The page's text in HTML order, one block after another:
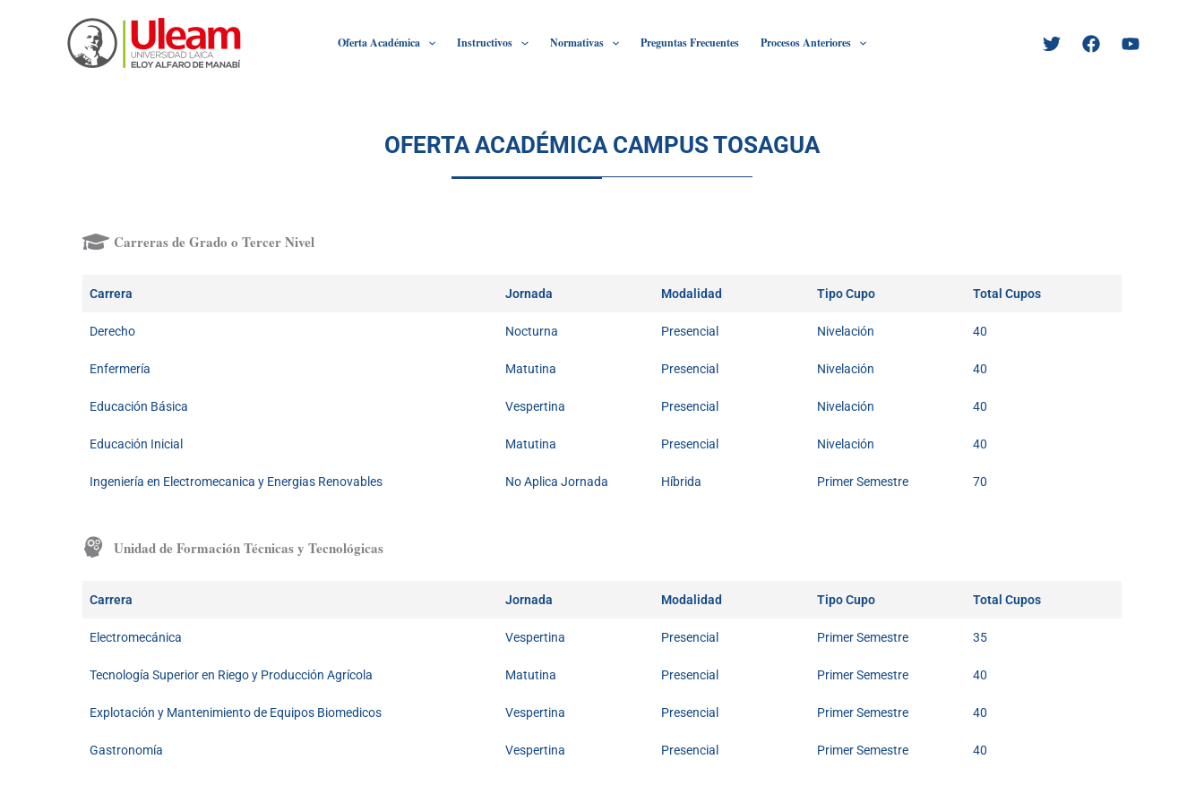
Oferta Académica Instructivos Normativas Preguntas Frecuentes Procesos Anteriores
OFERTA ACADÉMICA CAMPUS TOSAGUA
Carreras de Grado o Tercer Nivel
Carrera Jornada Modalidad Tipo Cupo Total Cupos
Derecho Nocturna Presencial Nivelación 40
Enfermería Matutina Presencial Nivelación 40
Educación Básica Vespertina Presencial Nivelación 40
Educación Inicial Matutina Presencial Nivelación 40
Ingeniería en Electromecanica y Energias Renovables No Aplica Jornada Híbrida Primer Semestre 70
Unidad de Formación Técnicas y Tecnológicas
Carrera Jornada Modalidad Tipo Cupo Total Cupos
Electromecánica Vespertina Presencial Primer Semestre 35
Tecnología Superior en Riego y Producción Agrícola Matutina Presencial Primer Semestre 40
Explotación y Mantenimiento de Equipos Biomedicos Vespertina Presencial Primer Semestre 40
Gastronomía Vespertina Presencial Primer Semestre 40